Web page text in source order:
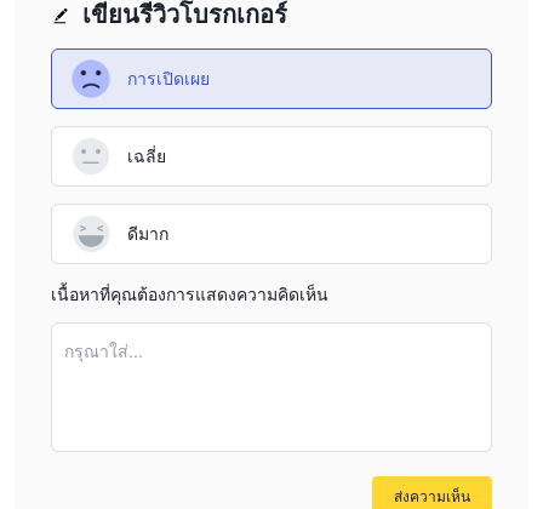
เขียนรีวิวโบรกเกอร์
การเปิดเผย
เฉลี่ย
ดีมาก
เนื้อหาที่คุณต้องการแสดงความคิดเห็น
กรุณาใส่...
ส่งความเห็น